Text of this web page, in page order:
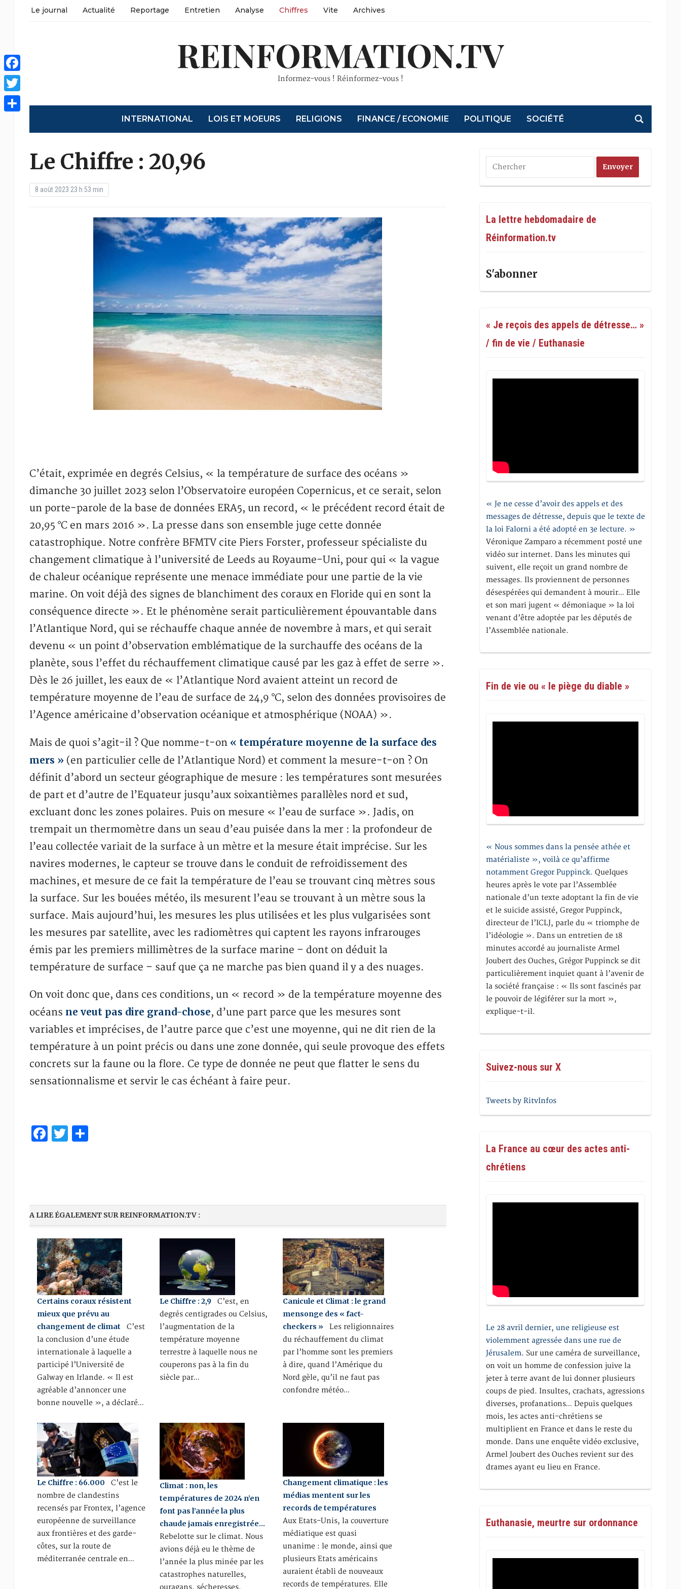
Le journal Actualité Reportage Entretien Analyse Chiffres Vite Archives
REINFORMATION.TV
Informez-vous ! Réinformez-vous !
INTERNATIONAL LOIS ET MOEURS RELIGIONS FINANCE / ECONOMIE POLITIQUE SOCIÉTÉ
Le Chiffre : 20,96
8 août 2023 23 h 53 min
C’était, exprimée en degrés Celsius, « la température de surface des océans »
dimanche 30 juillet 2023 selon l’Observatoire européen Copernicus, et ce serait, selon
un porte-parole de la base de données ERA5, un record, « le précédent record était de
20,95 °C en mars 2016 ». La presse dans son ensemble juge cette donnée
catastrophique. Notre confrère BFMTV cite Piers Forster, professeur spécialiste du
changement climatique à l’université de Leeds au Royaume-Uni, pour qui « la vague
de chaleur océanique représente une menace immédiate pour une partie de la vie
marine. On voit déjà des signes de blanchiment des coraux en Floride qui en sont la
conséquence directe ». Et le phénomène serait particulièrement épouvantable dans
l’Atlantique Nord, qui se réchauffe chaque année de novembre à mars, et qui serait
devenu « un point d’observation emblématique de la surchauffe des océans de la
planète, sous l’effet du réchauffement climatique causé par les gaz à effet de serre ».
Dès le 26 juillet, les eaux de « l’Atlantique Nord avaient atteint un record de
température moyenne de l’eau de surface de 24,9 °C, selon des données provisoires de
l’Agence américaine d’observation océanique et atmosphérique (NOAA) ».
Mais de quoi s’agit-il ? Que nomme-t-on « température moyenne de la surface des
mers » (en particulier celle de l’Atlantique Nord) et comment la mesure-t-on ? On
définit d’abord un secteur géographique de mesure : les températures sont mesurées
de part et d’autre de l’Equateur jusqu’aux soixantièmes parallèles nord et sud,
excluant donc les zones polaires. Puis on mesure « l’eau de surface ». Jadis, on
trempait un thermomètre dans un seau d’eau puisée dans la mer : la profondeur de
l’eau collectée variait de la surface à un mètre et la mesure était imprécise. Sur les
navires modernes, le capteur se trouve dans le conduit de refroidissement des
machines, et mesure de ce fait la température de l’eau se trouvant cinq mètres sous
la surface. Sur les bouées météo, ils mesurent l’eau se trouvant à un mètre sous la
surface. Mais aujourd’hui, les mesures les plus utilisées et les plus vulgarisées sont
les mesures par satellite, avec les radiomètres qui captent les rayons infrarouges
émis par les premiers millimètres de la surface marine – dont on déduit la
température de surface – sauf que ça ne marche pas bien quand il y a des nuages.
On voit donc que, dans ces conditions, un « record » de la température moyenne des
océans ne veut pas dire grand-chose, d’une part parce que les mesures sont
variables et imprécises, de l’autre parce que c’est une moyenne, qui ne dit rien de la
température à un point précis ou dans une zone donnée, qui seule provoque des effets
concrets sur la faune ou la flore. Ce type de donnée ne peut que flatter le sens du
sensationnalisme et servir le cas échéant à faire peur.
Facebook
Twitter
Partager
A LIRE ÉGALEMENT SUR REINFORMATION.TV :
Certains coraux résistent
mieux que prévu au
changement de climat C’est
la conclusion d’une étude
internationale à laquelle a
participé l’Université de
Galway en Irlande. « Il est
agréable d’annoncer une
bonne nouvelle », a déclaré…
Le Chiffre : 2,9 C’est, en
degrés centigrades ou Celsius,
l’augmentation de la
température moyenne
terrestre à laquelle nous ne
couperons pas à la fin du
siècle par…
Canicule et Climat : le grand
mensonge des « fact-
checkers » Les religionnaires
du réchauffement du climat
par l’homme sont les premiers
à dire, quand l’Amérique du
Nord gèle, qu’il ne faut pas
confondre météo…
Le Chiffre : 66.000 C’est le
nombre de clandestins
recensés par Frontex, l’agence
européenne de surveillance
aux frontières et des garde-
côtes, sur la route de
méditerranée centrale en…
Climat : non, les
températures de 2024 n’en
font pas l’année la plus
chaude jamais enregistrée…
Rebelotte sur le climat. Nous
avions déjà eu le thème de
l’année la plus minée par les
catastrophes naturelles,
ouragans, sécheresses,
Changement climatique : les
médias mentent sur les
records de températures
Aux Etats-Unis, la couverture
médiatique est quasi
unanime : le monde, ainsi que
plusieurs Etats américains
auraient établi de nouveaux
records de températures. Elle
La lettre hebdomadaire de
Réinformation.tv
S'abonner
« Je reçois des appels de détresse… »
/ fin de vie / Euthanasie
« Je ne cesse d’avoir des appels et des
messages de détresse, depuis que le texte de
la loi Falorni a été adopté en 3e lecture. »
Véronique Zamparo a récemment posté une
vidéo sur internet. Dans les minutes qui
suivent, elle reçoit un grand nombre de
messages. Ils proviennent de personnes
désespérées qui demandent à mourir… Elle
et son mari jugent « démoniaque » la loi
venant d’être adoptée par les députés de
l’Assemblée nationale.
Fin de vie ou « le piège du diable »
« Nous sommes dans la pensée athée et
matérialiste », voilà ce qu’affirme
notamment Gregor Puppinck. Quelques
heures après le vote par l’Assemblée
nationale d’un texte adoptant la fin de vie
et le suicide assisté, Gregor Puppinck,
directeur de l’ICLJ, parle du « triomphe de
l’idéologie ». Dans un entretien de 18
minutes accordé au journaliste Armel
Joubert des Ouches, Grégor Puppinck se dit
particulièrement inquiet quant à l’avenir de
la société française : « Ils sont fascinés par
le pouvoir de légiférer sur la mort »,
explique-t-il.
Suivez-nous sur X
Tweets by RitvInfos
La France au cœur des actes anti-
chrétiens
Le 28 avril dernier, une religieuse est
violemment agressée dans une rue de
Jérusalem. Sur une caméra de surveillance,
on voit un homme de confession juive la
jeter à terre avant de lui donner plusieurs
coups de pied. Insultes, crachats, agressions
diverses, profanations… Depuis quelques
mois, les actes anti-chrétiens se
multiplient en France et dans le reste du
monde. Dans une enquête vidéo exclusive,
Armel Joubert des Ouches revient sur des
drames ayant eu lieu en France.
Euthanasie, meurtre sur ordonnance
Facebook
Twitter